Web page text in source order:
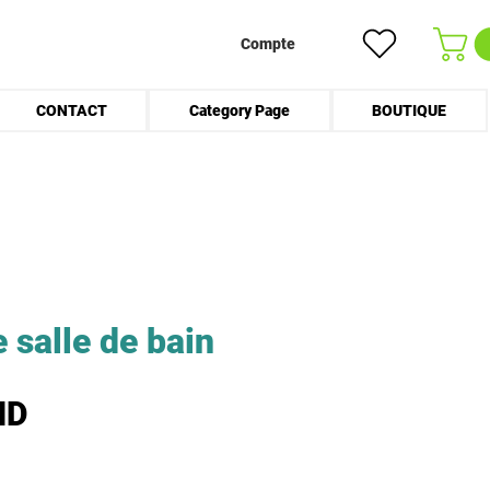
Compte
CONTACT Category Page BOUTIQUE
salle de bain
Prix